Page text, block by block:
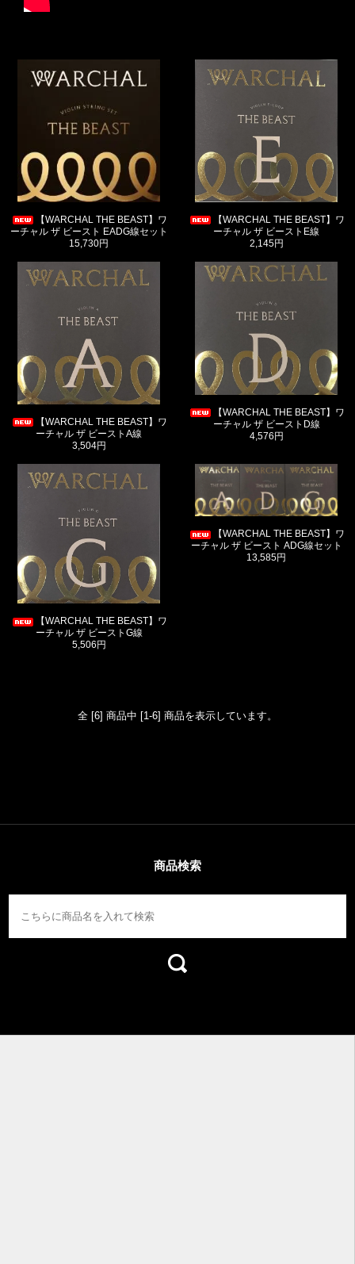
【WARCHAL THE BEAST】ワ
ーチャル ザ ビースト EADG線セット
15,730円
【WARCHAL THE BEAST】ワ
ーチャル ザ ビーストE線
2,145円
【WARCHAL THE BEAST】ワ
ーチャル ザ ビーストA線
3,504円
【WARCHAL THE BEAST】ワ
ーチャル ザ ビーストD線
4,576円
【WARCHAL THE BEAST】ワ
ーチャル ザ ビーストG線
5,506円
【WARCHAL THE BEAST】ワ
ーチャル ザ ビースト ADG線セット
13,585円
全 [6] 商品中 [1-6] 商品を表示しています。
商品検索